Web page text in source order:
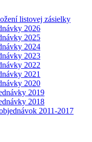
listovej zásielky
2026
2025
2024
2023
2022
2021
2020
2019
2018
2011-2017